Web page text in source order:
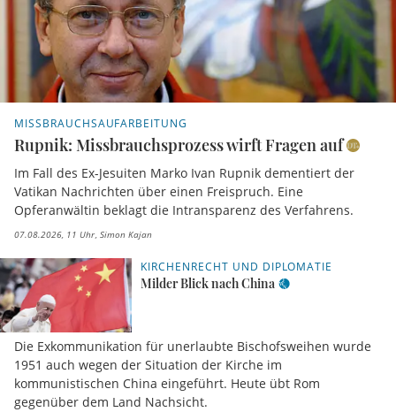
MISSBRAUCHSAUFARBEITUNG
Rupnik: Missbrauchsprozess wirft Fragen auf
Im Fall des Ex-Jesuiten Marko Ivan Rupnik dementiert der
Vatikan Nachrichten über einen Freispruch. Eine
Opferanwältin beklagt die Intransparenz des Verfahrens.
07.08.2026, 11 Uhr Simon Kajan
KIRCHENRECHT UND DIPLOMATIE
Milder Blick nach China
Die Exkommunikation für unerlaubte Bischofsweihen wurde
1951 auch wegen der Situation der Kirche im
kommunistischen China eingeführt. Heute übt Rom
gegenüber dem Land Nachsicht.